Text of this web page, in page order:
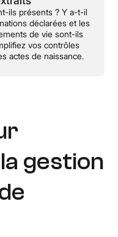
ils présents ? Y a-t-il
déclarées et les
de vie sont-ils
vos contrôles
actes de naissance.
gestion